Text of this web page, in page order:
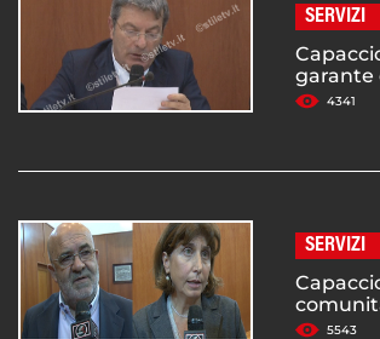
SERVIZI
garante
4341
SERVIZI
5543